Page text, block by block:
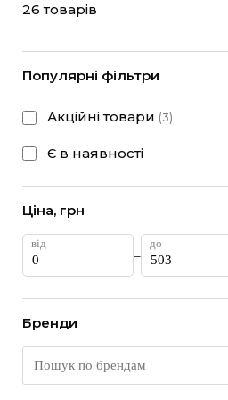
RAM
26 товарів
Популярні фільтри
Акційні товари (3)
Є в наявності
Ціна, грн
–
Бренди